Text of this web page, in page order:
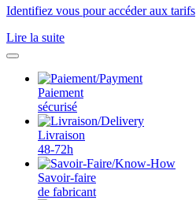
Identifiez vous pour accéder aux tarifs
Lire la suite
Paiement
sécurisé
Livraison
48-72h
Savoir-faire
de fabricant